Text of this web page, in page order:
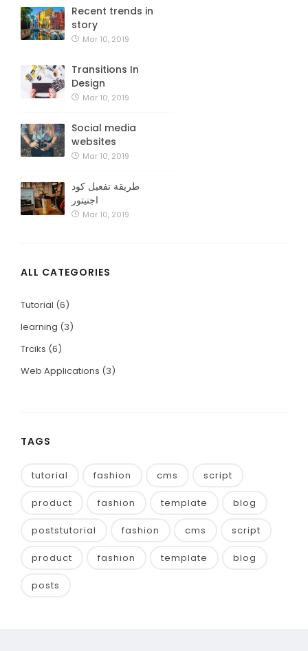
Recent trends in
story
Mar 10, 2019
Transitions In
Design
Mar 10, 2019
Social media
websites
Mar 10, 2019
طريقة تفعيل كود
اجنيتور
Mar 10, 2019
ALL CATEGORIES
Tutorial (6)
learning (3)
Trciks (6)
Web Applications (3)
TAGS
tutorial fashion cms script
product fashion template blog
poststutorial fashion cms script
product fashion template blog
posts